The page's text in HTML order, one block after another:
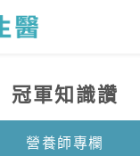
冠軍知識讚
營養師專欄